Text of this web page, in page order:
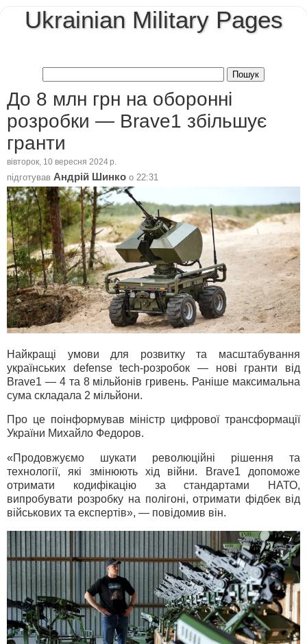
Ukrainian Military Pages
До 8 млн грн на оборонні
розробки — Вrave1 збільшує
гранти
вівторок, 10 вересня 2024 р.
підготував Андрій Шинко о 22:31
Найкращі умови для розвитку та масштабування
українських defense tech-розробок — нові гранти від
Brave1 — 4 та 8 мільйонів гривень. Раніше максимальна
сума складала 2 мільйони.
Про це поінформував міністр цифрової трансформації
України Михайло Федоров.
«Продовжуємо шукати революційні рішення та
технології, які змінюють хід війни. Brave1 допоможе
отримати кодифікацію за стандартами НАТО,
випробувати розробку на полігоні, отримати фідбек від
військових та експертів», — повідомив він.